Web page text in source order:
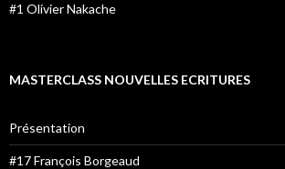
#1 Olivier Nakache
MASTERCLASS NOUVELLES ECRITURES
Présentation
#17 François Borgeaud